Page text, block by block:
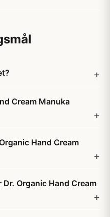
Cream Manuka
Hand Cream
Organic Hand Cream